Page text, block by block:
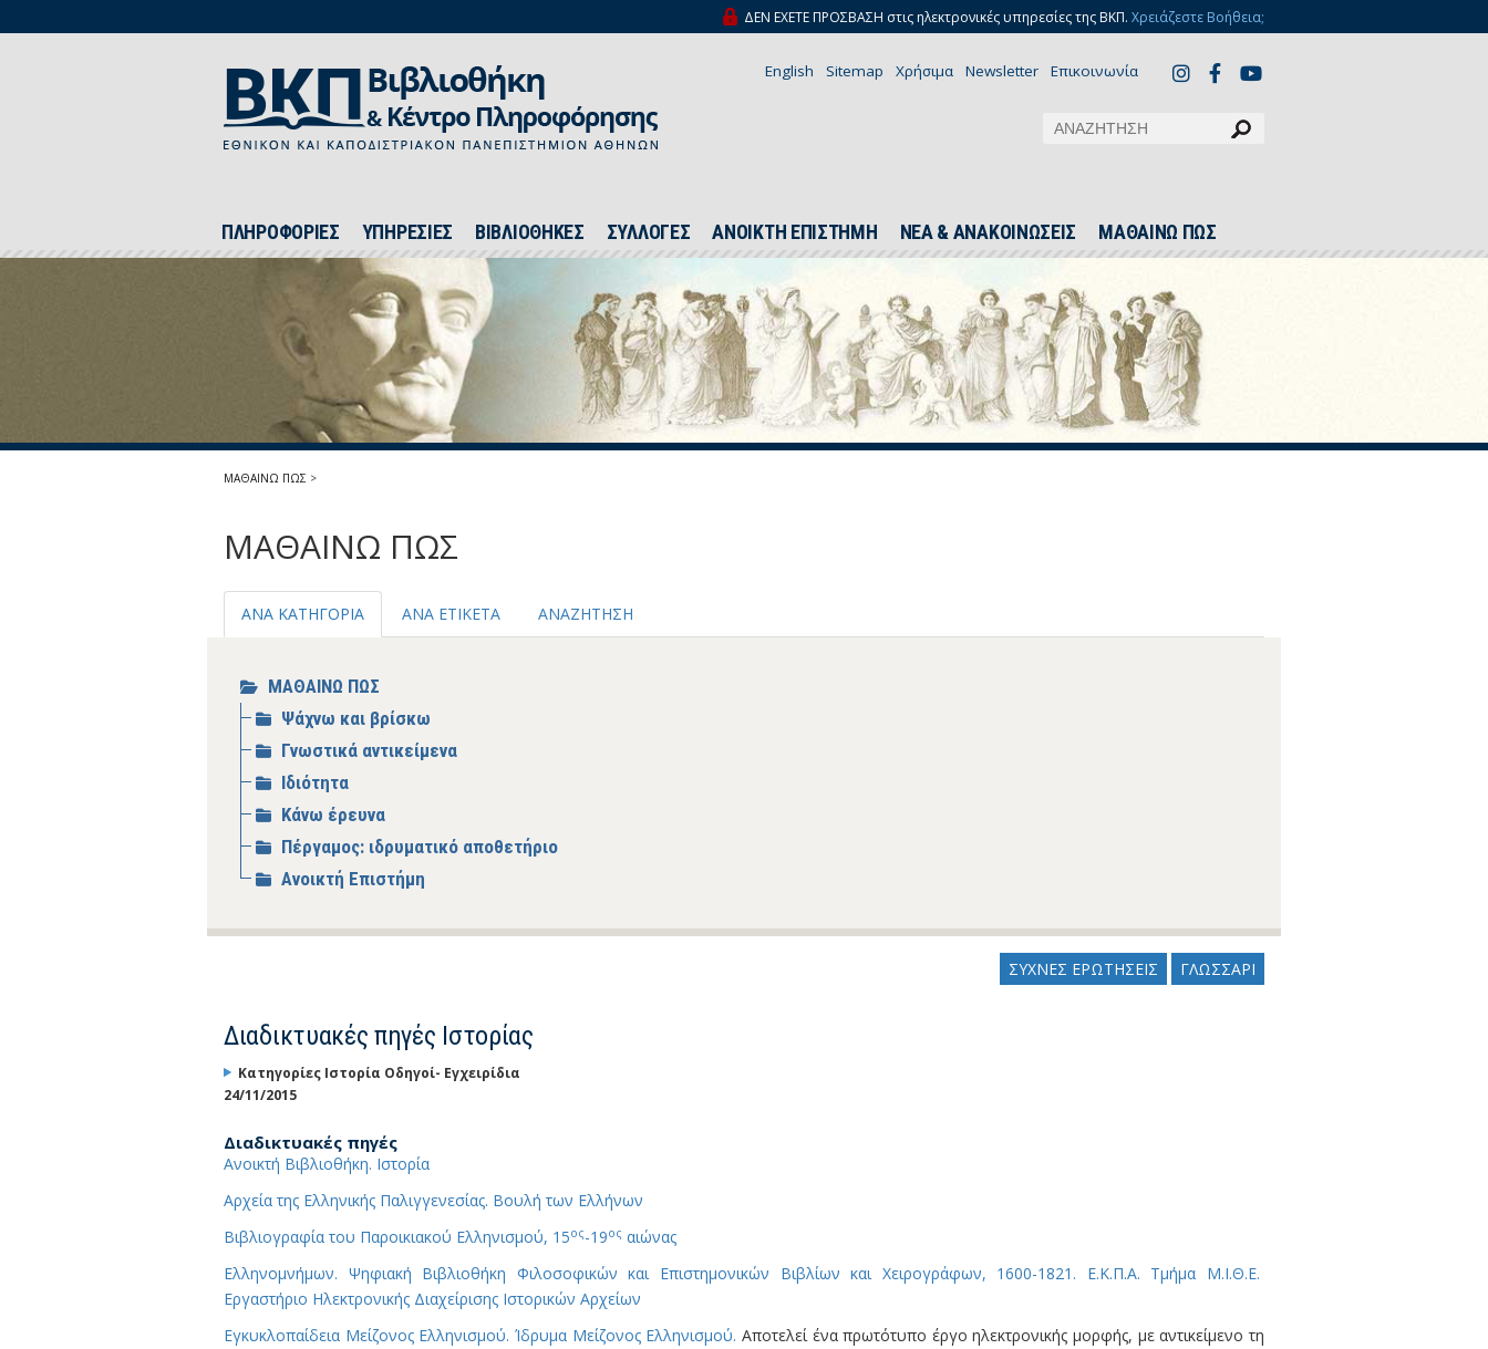
ΔΕΝ ΕΧΕΤΕ ΠΡΟΣΒΑΣΗ στις ηλεκτρονικές υπηρεσίες της ΒΚΠ. Χρειάζεστε Βοήθεια;
English Sitemap Χρήσιμα Newsletter Επικοινωνία
ΠΛΗΡΟΦΟΡΙΕΣ ΥΠΗΡΕΣΙΕΣ ΒΙΒΛΙΟΘΗΚΕΣ ΣΥΛΛΟΓΕΣ ΑΝΟΙΚΤΗ ΕΠΙΣΤΗΜΗ ΝΕΑ & ΑΝΑΚΟΙΝΩΣΕΙΣ ΜΑΘΑΙΝΩ ΠΩΣ
ΜΑΘΑΙΝΩ ΠΩΣ >
ΜΑΘΑΙΝΩ ΠΩΣ
ΑΝΑ ΚΑΤΗΓΟΡΙΑ ΑΝΑ ΕΤΙΚΕΤΑ ΑΝΑΖΗΤΗΣΗ
ΜΑΘΑΙΝΩ ΠΩΣ
Ψάχνω και βρίσκω
Γνωστικά αντικείμενα
Ιδιότητα
Κάνω έρευνα
Πέργαμος: ιδρυματικό αποθετήριο
Ανοικτή Επιστήμη
ΣΥΧΝΕΣ ΕΡΩΤΗΣΕΙΣ ΓΛΩΣΣΑΡΙ
Διαδικτυακές πηγές Ιστορίας
Κατηγορίες Ιστορία Οδηγοί- Εγχειρίδια
24/11/2015
Διαδικτυακές πηγές
Ανοικτή Βιβλιοθήκη. Ιστορία
Αρχεία της Ελληνικής Παλιγγενεσίας. Βουλή των Ελλήνων
Βιβλιογραφία του Παροικιακού Ελληνισμού, 15ος-19ος αιώνας
Ελληνομνήμων. Ψηφιακή Βιβλιοθήκη Φιλοσοφικών και Επιστημονικών Βιβλίων και Χειρογράφων, 1600-1821. Ε.Κ.Π.Α. Τμήμα Μ.Ι.Θ.Ε.
Εργαστήριο Ηλεκτρονικής Διαχείρισης Ιστορικών Αρχείων
Εγκυκλοπαίδεια Μείζονος Ελληνισμού. Ίδρυμα Μείζονος Ελληνισμού. Αποτελεί ένα πρωτότυπο έργο ηλεκτρονικής μορφής, με αντικείμενο τη